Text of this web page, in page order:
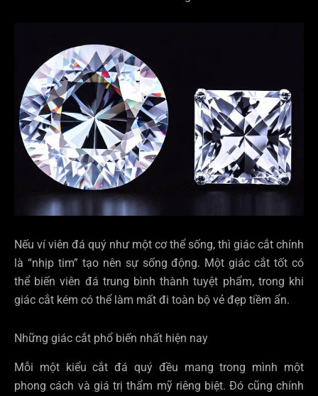
Nếu ví viên đá quý như một cơ thể sống, thì giác cắt chính
là “nhịp tim” tạo nên sự sống động. Một giác cắt tốt có
thể biến viên đá trung bình thành tuyệt phẩm, trong khi
giác cắt kém có thể làm mất đi toàn bộ vẻ đẹp tiềm ẩn.
Những giác cắt phổ biến nhất hiện nay
Mỗi một kiểu cắt đá quý đều mang trong mình một
phong cách và giá trị thẩm mỹ riêng biệt. Đó cũng chính